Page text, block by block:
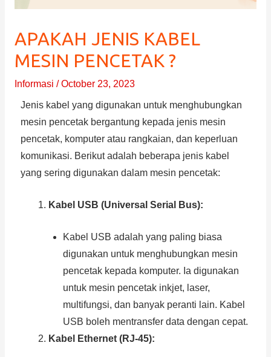
APAKAH JENIS KABEL
MESIN PENCETAK ?
Informasi /October 23, 2023
Jenis kabel yang digunakan untuk menghubungkan
mesin pencetak bergantung kepada jenis mesin
pencetak, komputer atau rangkaian, dan keperluan
komunikasi. Berikut adalah beberapa jenis kabel
yang sering digunakan dalam mesin pencetak:
Kabel USB (Universal Serial Bus):
Kabel USB adalah yang paling biasa
digunakan untuk menghubungkan mesin
pencetak kepada komputer. Ia digunakan
untuk mesin pencetak inkjet, laser,
multifungsi, dan banyak peranti lain. Kabel
USB boleh mentransfer data dengan cepat.
Kabel Ethernet (RJ-45):